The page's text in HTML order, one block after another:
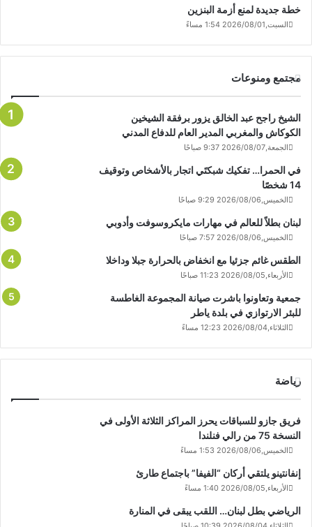
خطة جديدة لمنع أزمة البنزين
السبت,2026/08/01 1:54 مساءً
مجتمع ومنوعات
الشيخ راجح عبد الخالق يزور برفقة الشيخين
الكوكاش والمغربي المدير العام للدفاع المدني
الجمعة,2026/08/07 9:37 صباحًا
في الحمرا… تفكيك شبكتَي اتجار بالأشخاص وتوقيف
14 شخصًا
الخميس,2026/08/06 9:29 صباحًا
لبنان بطلاً للعالم في مهارات مايكروسوفت وأدوبي
الخميس,2026/08/06 7:57 صباحًا
الطقس غائم جزئيا مع انخفاض بالحرارة جبلا وداخلا
الأربعاء,2026/08/05 11:23 صباحًا
جمعية وتعاونوا باشرت صيانة المجموعة الغاطسة
للبئر الارتوازي في بلدة ياطر
الثلاثاء,2026/08/04 12:23 مساءً
رياضة
فريق جازو للسباقات يحرز المراكز الثلاثة الأولى في
النسخة 75 من رالي فنلندا
الخميس,2026/08/06 1:53 مساءً
إنفانتينو يلتقي أركان “الفيفا” باجتماع طارئ
الأربعاء,2026/08/05 1:40 مساءً
الرياضي بطل لبنان… اللقب يبقى في المنارة